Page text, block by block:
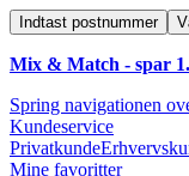
Indtast postnummer
Mix & Match - spar
Spring navigationen
Kundeservice
Privatkunde
Mine favoritter